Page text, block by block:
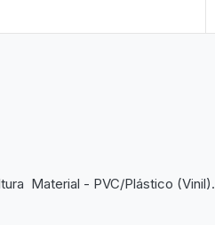
Material - PVC/Plástico (Vinil).